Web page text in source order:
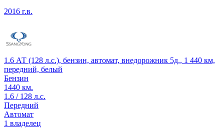
2016 г.в.
1.6 АТ (128 л.с.), бензин, автомат, внедорожник 5д., 1 440 км,
передний, белый
Бензин
1440 км.
1.6 / 128 л.с.
Передний
Автомат
1 владелец